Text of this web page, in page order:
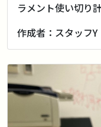
ラメント使い切り
作成者：スタッフY